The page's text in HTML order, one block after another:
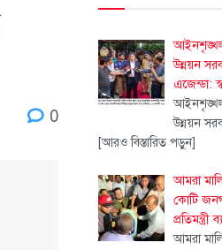
0
উন্নয়ন
এজেন্ডা:
উন্নয়ন
[আরও বিস্তারিত পড়ুন]
আমরা
কোটি
প্রতিমন্ত্রী
আমরা